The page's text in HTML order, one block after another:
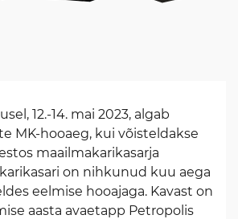
12.-14. mai 2023, algab
MK-hooaeg, kui võisteldakse
maailmakarikasarja
on nihkunud kuu aega
eelmise hooajaga. Kavast on
aasta avaetapp Petropolis